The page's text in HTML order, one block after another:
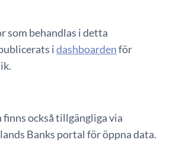
som behandlas i detta
idashboardenför
också tillgängliga via
Banks portal för öppna data.